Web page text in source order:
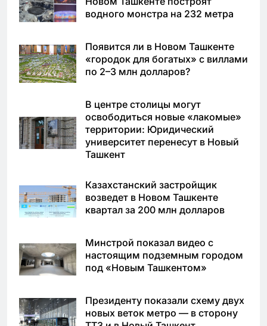
водного монстра на 232 метра
Появится ли в Новом Ташкенте
«городок для богатых» с виллами
по 2–3 млн долларов?
В центре столицы могут
освободиться новые «лакомые»
территории: Юридический
университет перенесут в Новый
Ташкент
Казахстанский застройщик
возведет в Новом Ташкенте
квартал за 200 млн долларов
Минстрой показал видео с
настоящим подземным городом
под «Новым Ташкентом»
Президенту показали схему двух
новых веток метро — в сторону